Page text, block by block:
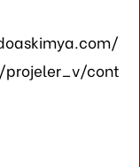
cont